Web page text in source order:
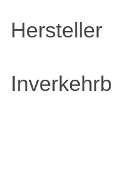
Hersteller